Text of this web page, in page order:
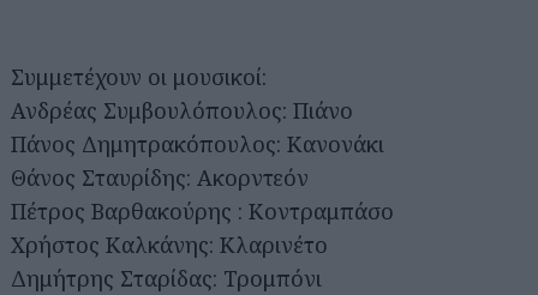
Συμμετέχουν οι μουσικοί:
Ανδρέας Συμβουλόπουλος: Πιάνο
Πάνος Δημητρακόπουλος: Κανονάκι
Θάνος Σταυρίδης: Ακορντεόν
Πέτρος Βαρθακούρης : Κοντραμπάσο
Χρήστος Καλκάνης: Κλαρινέτο
Δημήτρης Σταρίδας: Τρομπόνι